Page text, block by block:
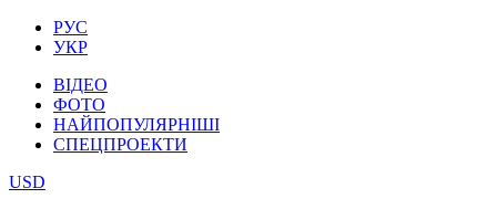
РУС
УКР
ВІДЕО
ФОТО
НАЙПОПУЛЯРНІШІ
СПЕЦПРОЕКТИ
USD